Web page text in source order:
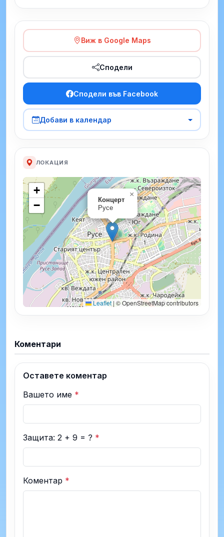
Виж в Google Maps
Сподели
Сподели във Facebook
Добави в календар
ЛОКАЦИЯ
Концерт
Русе
×
+
−
Leaflet | © OpenStreetMap contributors
Коментари
Оставете коментар
Вашето име *
Защита: 2 + 9 = ? *
Коментар *